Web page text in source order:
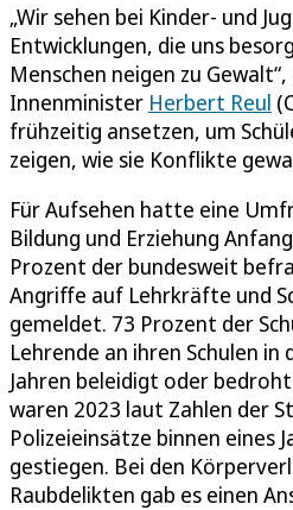
„Wir sehen bei Kinder- und
Entwicklungen, die uns
Menschen neigen zu
Innenminister Herbert Reul
frühzeitig ansetzen, um
zeigen, wie sie Konflikte
Für Aufsehen hatte eine
Bildung und Erziehung
Prozent der bundesweit
Angriffe auf Lehrkräfte und
gemeldet. 73 Prozent der
Lehrende an ihren Schulen
Jahren beleidigt oder
waren 2023 laut Zahlen der
Polizeieinsätze binnen eines
gestiegen. Bei den
Raubdelikten gab es einen